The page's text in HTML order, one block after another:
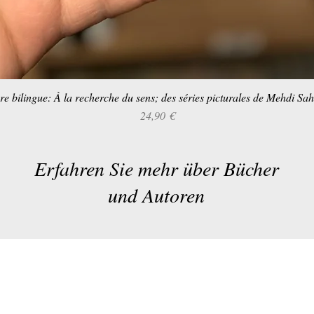
Schnellansicht
bilingue: À la recherche du sens; des séries picturales de Mehdi
Preis
24,90 €
Erfahren Sie mehr über Bücher
und Autoren